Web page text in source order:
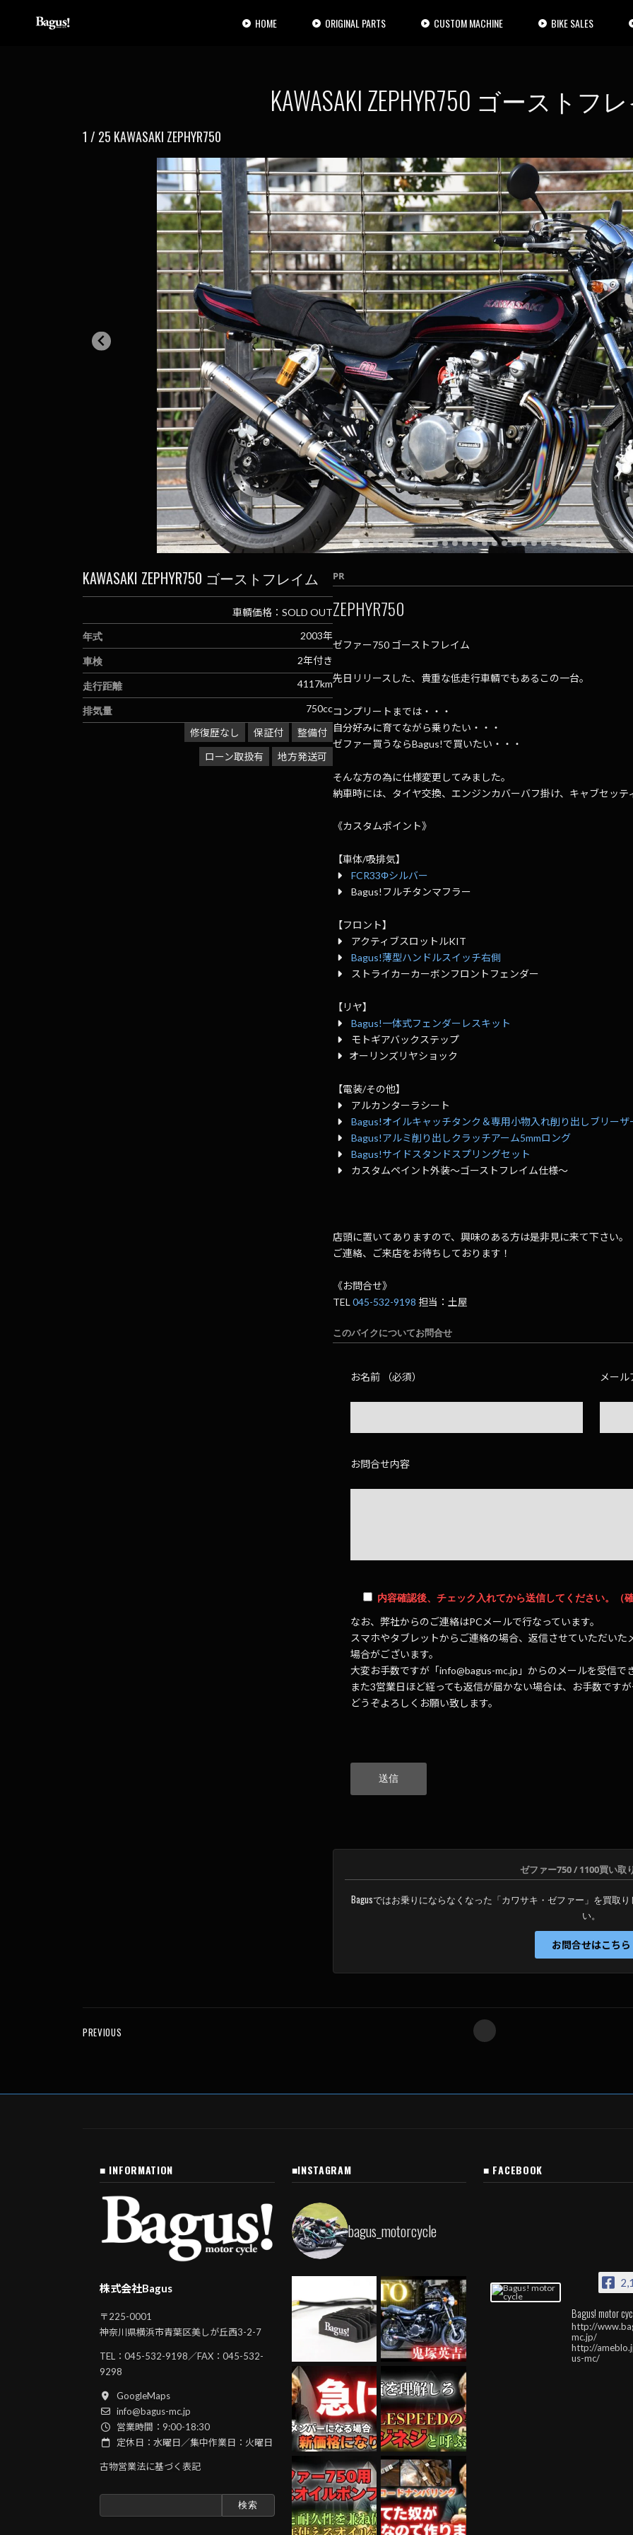
HOME ORIGINAL PARTS CUSTOM MACHINE BIKE SALES
KAWASAKI ZEPHYR750 ゴーストフ
1 / 25 KAWASAKI ZEPHYR750
KAWASAKI ZEPHYR750 ゴーストフレイム
車輌価格：SOLD OUT
年式 2003年
車検 2年付き
走行距離 4117km
排気量
750cc
整備付
保証付
修復歴なし
地方発送可
ローン取扱有
PR
ZEPHYR750
ゼファー750 ゴーストフレイム
先日リリースした、貴重な低走行車輌でもあるこの一台。
コンプリートまでは・・・
自分好みに育てながら乗りたい・・・
ゼファー買うならBagus!で買いたい・・・
そんな方の為に仕様変更してみました。
納車時には、タイヤ交換、エンジンカバーバフ掛け、キャブセッテ
《カスタムポイント》
【車体/吸排気】
FCR33Φシルバー
Bagus!フルチタンマフラー
【フロント】
アクティブスロットルKIT
Bagus!薄型ハンドルスイッチ右側
ストライカーカーボンフロントフェンダー
【リヤ】
Bagus!一体式フェンダーレスキット
モトギアバックステップ
オーリンズリヤショック
【電装/その他】
アルカンターラシート
Bagus!オイルキャッチタンク＆専用小物入れ削り出しブリーザ
Bagus!アルミ削り出しクラッチアーム5mmロング
Bagus!サイドスタンドスプリングセット
カスタムペイント外装～ゴーストフレイム仕様～
店頭に置いてありますので、興味のある方は是非見に来て下さい。
ご連絡、ご来店をお待ちしております！
《お問合せ》
TEL045-532-9198 担当：土屋
このバイクについてお問合せ
お名前 （必須） メール
お問合せ内容
内容確認後、チェック入れてから送信してください。（
なお、弊社からのご連絡はPCメールで行なっています。
スマホやタブレットからご連絡の場合、返信させていただい
場合がございます。
大変お手数ですが「info@bagus-mc.jp」からのメールを受信で
また3営業日ほど経っても返信が届かない場合は、お手数です
どうぞよろしくお願い致します。
は
の
ま
ゼファー750 / 1100買い取
Bagusではお乗りにならなくなった「カワサキ・ゼファー」を買取
い。
お問合せはこちら
PREVIOUS
■ INFORMATION
株式会社Bagus
〒225-0001
神奈川県横浜市青葉区美しが丘西3-2-7
TEL： 045-532-9198／FAX：045-532-
9298
GoogleMaps
info@bagus-mc.jp
営業時間：9:00-18:30
定休日：水曜日／集中作業日：火曜日
古物営業法に基づく表記
検
■INSTAGRAM
bagus_motorcycle
■ FACEBOOK
Bagus! motor
http://
mc.jp/
http://
us-mc/